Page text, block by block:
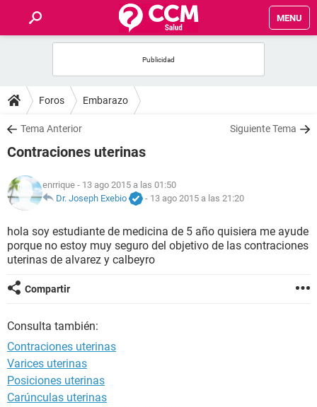
MENU
FOROS
SALUD
NUTRICIÓN
BIENESTAR
Foros Embarazo
Tema Anterior Siguiente Tema
Contraciones uterinas
enrrique - 13 ago 2015 a las 01:50
Dr. Joseph Exebio
- 13 ago 2015 a las 21:20
hola soy estudiante de medicina de 5 año quisiera me ayude
porque no estoy muy seguro del objetivo de las contraciones
uterinas de alvarez y calbeyro
Compartir
Consulta también:
Contraciones uterinas
Varices uterinas
Posiciones uterinas
Carúnculas uterinas